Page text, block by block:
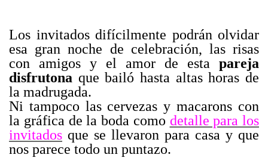
Los invitados difícilmente podrán olvidar
esa gran noche de celebración, las risas
con amigos y el amor de esta pareja
disfrutona que bailó hasta altas horas de
la madrugada.
Ni tampoco las cervezas y macarons con
la gráfica de la boda como detalle para los
invitados que se llevaron para casa y que
nos parece todo un puntazo.